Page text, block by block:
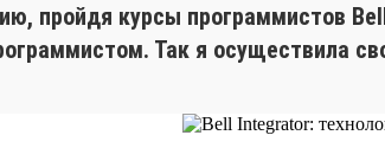
пройдя курсы программистов
Так я осуществила